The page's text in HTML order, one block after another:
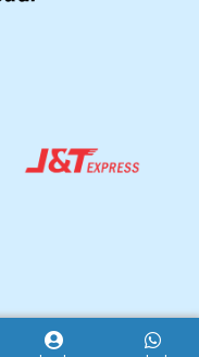
Data Store